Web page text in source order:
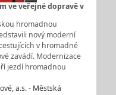
ve veřejné dopravě v
hromadnou
nový moderní
v hromadné
zavádí. Modernizace
jezdí hromadnou
a.s. - Městská